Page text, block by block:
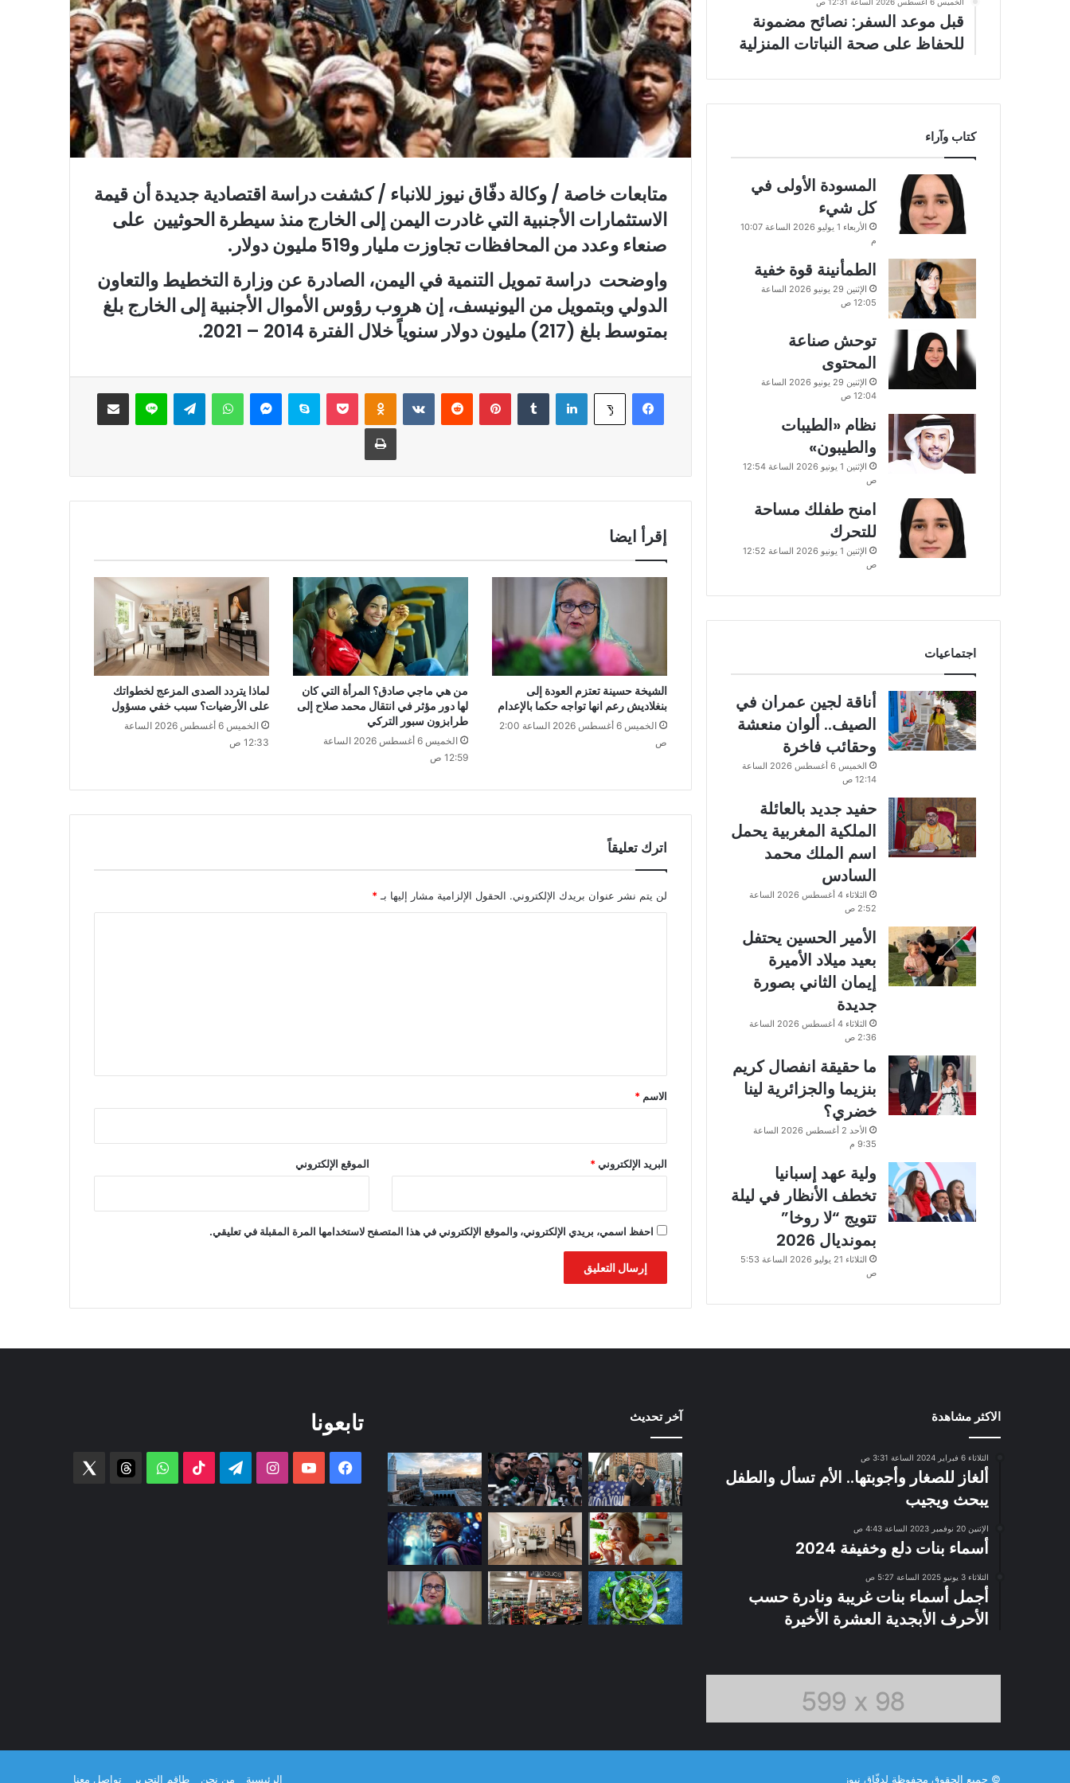
و
ن
ي
ا
متابعات خاصة / وكالة دفّاق نيوز للانباء / كشفت دراسة اقتصادية جديدة أن قيمة
الاستثمارات الأجنبية التي غادرت اليمن إلى الخارج منذ سيطرة الحوثيين على
صنعاء وعدد من المحافظات تجاوزت مليار و519 مليون دولار.
واوضحت دراسة تمويل التنمية في اليمن، الصادرة عن وزارة التخطيط والتعاون
الدولي وبتمويل من اليونيسف، إن هروب رؤوس الأموال الأجنبية إلى الخارج بلغ
بمتوسط بلغ (217) مليون دولار سنوياً خلال الفترة 2014 – 2021.
فيسبوك ‫X لينكدإن بينتيريست سكايب واتساب لاين
إقرأ ايضا
الشيخة حسينة تعتزم العودة إلى
بنغلاديش رعم انها تواجه حكما بالإعدام
الخميس 6 أغسطس 2026 الساعة 2:00
ص
من هي ماجي صادق؟ المرأة التي كان
لها دور مؤثر في انتقال محمد صلاح إلى
طرابزون سبور التركي
الخميس 6 أغسطس 2026 الساعة
12:59 ص
لماذا يتردد الصدى المزعج لخطواتك
على الأرضيات؟ سبب خفي مسؤول
الخميس 6 أغسطس 2026 الساعة
12:33 ص
اترك تعليقاً
لن يتم نشر عنوان بريدك الإلكتروني. الحقول الإلزامية مشار إليها بـ *
*
الاسم *
البريد الإلكتروني* الموقع الإلكتروني
احفظ اسمي، بريدي الإلكتروني، والموقع الإلكتروني في هذا المتصفح لاستخدامها المرة المقبلة في تعليقي.
قبل موعد السفر: نصائح مضمونة
للحفاظ على صحة النباتات المنزلية
كتاب وآراء
المسودة الأولى في
كل شيء
الأربعاء 1 يوليو 2026 الساعة 10:07
م
الطمأنينة قوة خفية
الإثنين 29 يونيو 2026 الساعة
12:05 ص
توحش صناعة
المحتوى
الإثنين 29 يونيو 2026 الساعة
12:04 ص
نظام «الطيبات
والطيبون»
الإثنين 1 يونيو 2026 الساعة 12:54
ص
امنح طفلك مساحة
للتحرك
الإثنين 1 يونيو 2026 الساعة 12:52
ص
اجتماعيات
أناقة لجين عمران في
الصيف.. ألوان منعشة
وحقائب فاخرة
الخميس 6 أغسطس 2026 الساعة
12:14 ص
حفيد جديد بالعائلة
الملكية المغربية يحمل
اسم الملك محمد
السادس
الثلاثاء 4 أغسطس 2026 الساعة
2:52 ص
الأمير الحسين يحتفل
بعيد ميلاد الأميرة
إيمان الثاني بصورة
جديدة
الثلاثاء 4 أغسطس 2026 الساعة
2:36 ص
ما حقيقة انفصال كريم
بنزيما والجزائرية لينا
خضري؟
الأحد 2 أغسطس 2026 الساعة
9:35 م
ولية عهد إسبانيا
تخطف الأنظار في ليلة
تتويج “لا روخا”
بمونديال 2026
الثلاثاء 21 يوليو 2026 الساعة 5:53
ص
الاكثر مشاهدة
الثلاثاء 6 فبراير 2024 الساعة 3:31 ص
ألغاز للصغار وأجوبتها.. الأم تسأل والطفل
يبحث ويجيب
الإثنين 20 نوفمبر 2023 الساعة 4:43 ص
أسماء بنات دلع وخفيفة 2024
الثلاثاء 3 يونيو 2025 الساعة 5:27 ص
أجمل أسماء بنات غريبة ونادرة حسب
الأحرف الأبجدية العشرة الأخيرة
آخر تحديث تابعونا
فيسبوك‫YouTubeانستقرامتيلقرام ‫TikTok واتساب threads
© جميع الحقوق محفوظة لدفّاق نيوز الرئيسية من نحن طاقم التحرير تواصل معنا